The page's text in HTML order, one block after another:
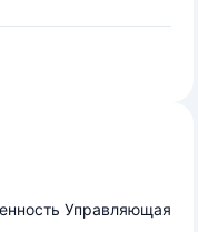
Управляющая